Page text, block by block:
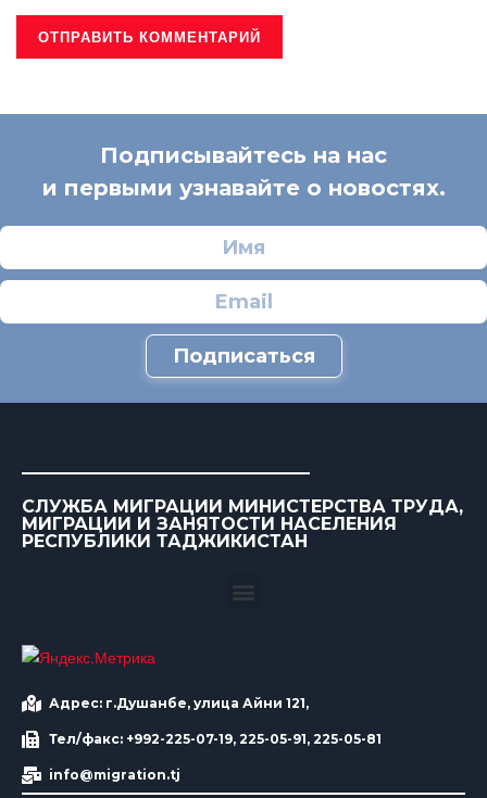
Подписывайтесь на нас
и первыми узнавайте о новостях.
Подписаться
СЛУЖБА МИГРАЦИИ МИНИСТЕРСТВА ТРУДА,
МИГРАЦИИ И ЗАНЯТОСТИ НАСЕЛЕНИЯ
РЕСПУБЛИКИ ТАДЖИКИСТАН
Адрес: г.Душанбе, улица Айни 121,
Тел/факс: +992-225-07-19, 225-05-91, 225-05-81
info@migration.tj